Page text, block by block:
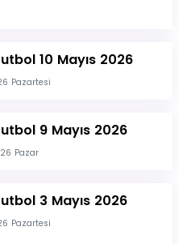
10 Mayıs 2026
Pazartesi
9 Mayıs 2026
Pazar
3 Mayıs 2026
Pazartesi